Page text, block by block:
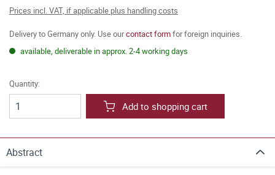
Prices incl. VAT, if applicable plus handling costs
Delivery to Germany only. Use ourcontact formfor foreign inquiries.
available, deliverable in approx. 2-4 working days
Quantity:
Add to shopping cart
Abstract